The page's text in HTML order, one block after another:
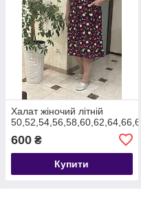
Халат жіночий літній
50,52,54,56,58,60,62,64,66,68
600 ₴
Купити